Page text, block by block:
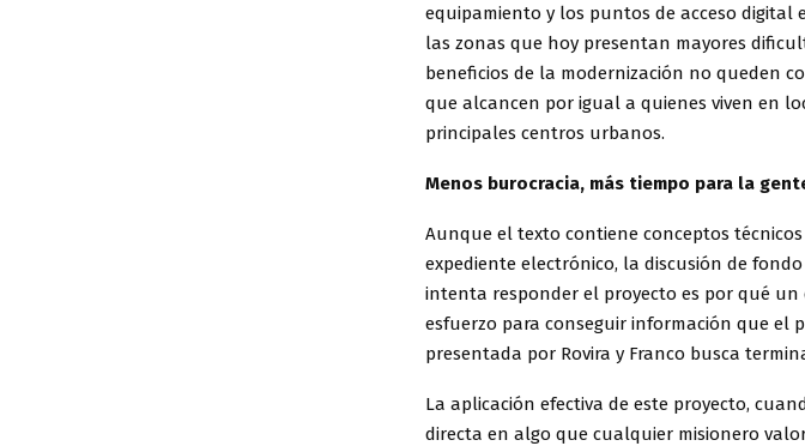
equipamiento y los puntos de acceso digital
las zonas que hoy presentan mayores
beneficios de la modernización no queden
que alcancen por igual a quienes viven en
principales centros urbanos.
Menos burocracia, más tiempo para la
Aunque el texto contiene conceptos
expediente electrónico, la discusión de
intenta responder el proyecto es por qué
esfuerzo para conseguir información que el
presentada por Rovira y Franco busca
La aplicación efectiva de este proyecto,
directa en algo que cualquier misionero